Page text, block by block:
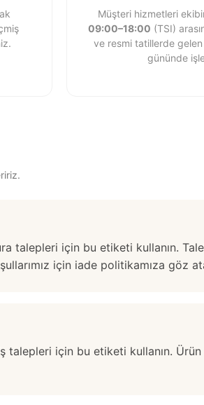
Müşteri hizmetleri
09:00–18:00 (TSI)
ve resmi tatillerde
gününde
talepleri için bu etiketi kullanın.
için iade politikamıza göz
için bu etiketi kullanın. Ürün